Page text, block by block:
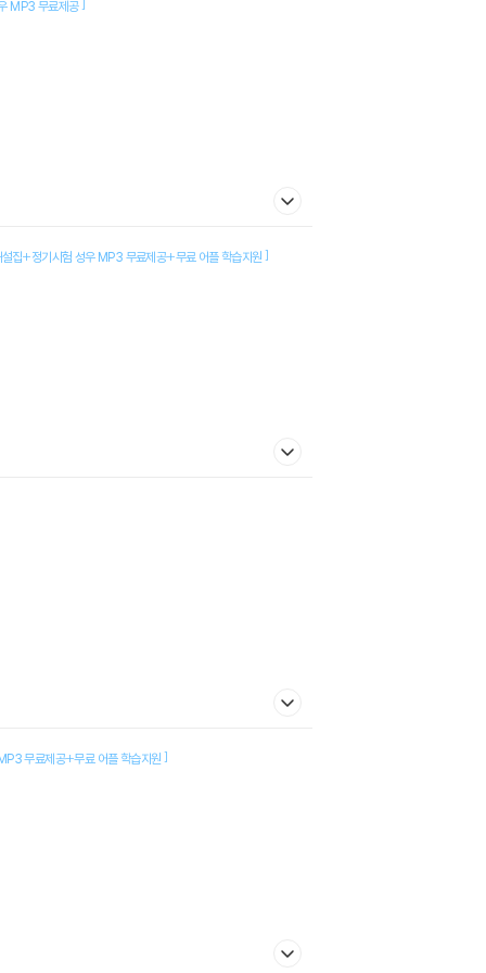
MP3 무료제공
집+정기시험 성우 MP3 무료제공+무료 어플 학습지원 ]
무료제공+무료 어플 학습지원 ]